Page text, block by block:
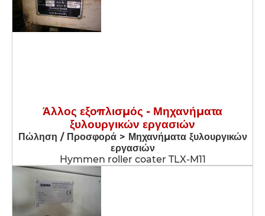
Άλλος εξοπλισμός - Μηχανήματα
ξυλουργικών εργασιών
Πώληση / Προσφορά > Μηχανήματα ξυλουργικών
εργασιών
Hymmen roller coater TLX-M11